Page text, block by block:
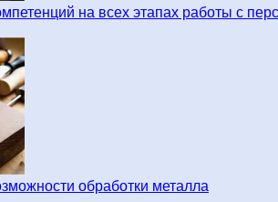
на всех этапах работы с
обработки металла